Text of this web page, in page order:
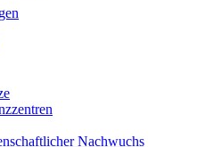
Nachwuchs